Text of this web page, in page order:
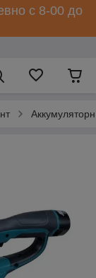
с 8-00 до